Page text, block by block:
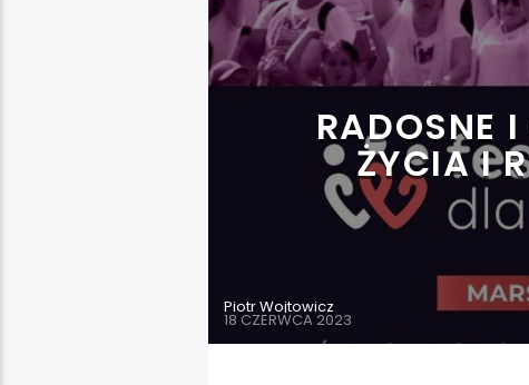
RADOSNE
ŻYCIA I
Piotr Wojtowicz
18 CZERWCA 2023